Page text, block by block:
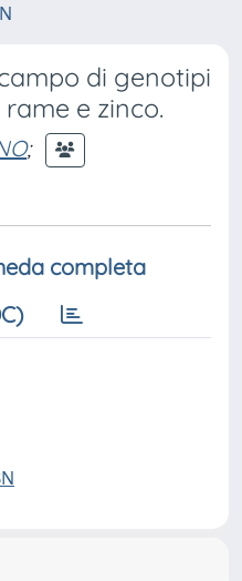
di genotipi
e zinco.
;
completa